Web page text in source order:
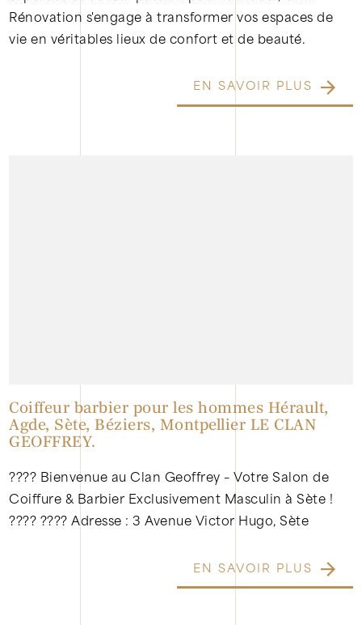
Rénovation s'engage à transformer vos espaces de
vie en véritables lieux de confort et de beauté.
EN SAVOIR PLUS
Coiffeur barbier pour les hommes Hérault,
Agde, Sète, Béziers, Montpellier LE CLAN
GEOFFREY.
???? Bienvenue au Clan Geoffrey – Votre Salon de
Coiffure & Barbier Exclusivement Masculin à Sète !
???? ???? Adresse : 3 Avenue Victor Hugo, Sète
EN SAVOIR PLUS